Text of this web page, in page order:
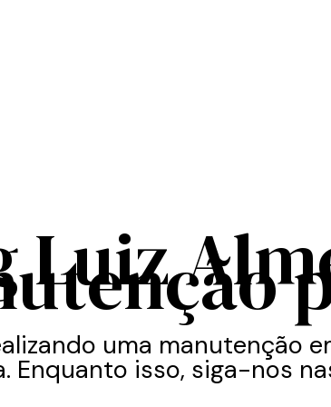
Luiz
uma manutenção
Enquanto isso, siga-nos